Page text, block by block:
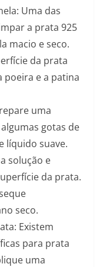
Uma das
a prata 925
macio e seco.
da prata
poeira e a patina
uma
gotas de
líquido suave.
solução e
da prata.
seco.
Existem
para prata
uma